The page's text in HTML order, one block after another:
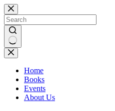
Skip
to
content
No
results
Home
Books
Events
About Us